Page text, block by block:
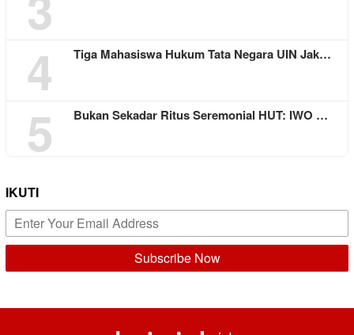
4 Tiga Mahasiswa Hukum Tata Negara UIN Jak…
5 Bukan Sekadar Ritus Seremonial HUT: IWO …
IKUTI